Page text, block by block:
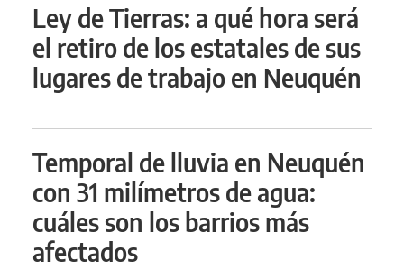
Ley de Tierras: a qué hora será
el retiro de los estatales de sus
lugares de trabajo en Neuquén
Temporal de lluvia en Neuquén
con 31 milímetros de agua:
cuáles son los barrios más
afectados